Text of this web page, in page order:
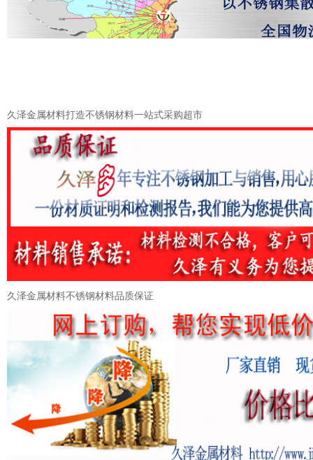
久泽金属材料打造不锈钢材料一站式采购超市
久泽金属材料不锈钢材料品质保证